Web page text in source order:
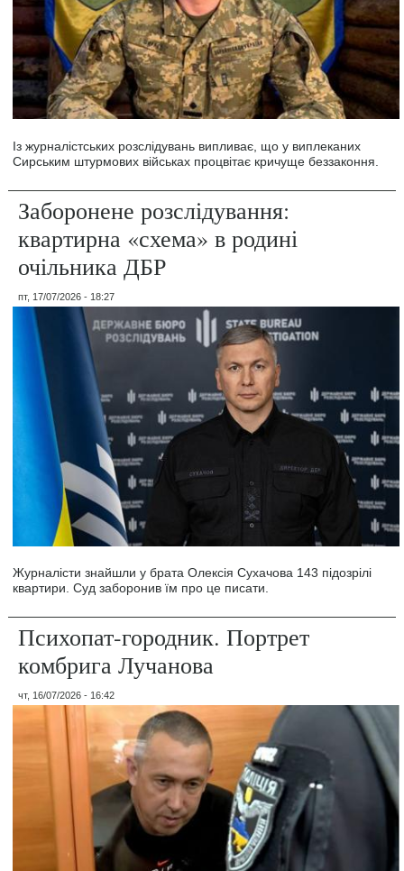
Із журналістських розслідувань випливає, що у виплеканих
Сирським штурмових військах процвітає кричуще беззаконня.
Заборонене розслідування:
квартирна «схема» в родині
очільника ДБР
пт, 17/07/2026 - 18:27
Журналісти знайшли у брата Олексія Сухачова 143 підозрілі
квартири. Суд заборонив їм про це писати.
Психопат-городник. Портрет
комбрига Лучанова
чт, 16/07/2026 - 16:42